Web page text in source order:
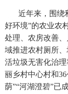
近年来，围绕利
好环境”的农业农
处理、农房改善
域推进农村厕所
活垃圾无害化治
丽乡村中心村和
荫”“河湖澄碧”已